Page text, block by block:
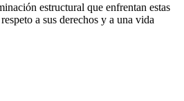
estructural que enfrentan estas
a sus derechos y a una vida